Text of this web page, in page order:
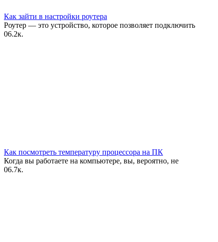
Как зайти в настройки роутера
Роутер — это устройство, которое позволяет подключить
06.2к.
Как посмотреть температуру процессора на ПК
Когда вы работаете на компьютере, вы, вероятно, не
06.7к.